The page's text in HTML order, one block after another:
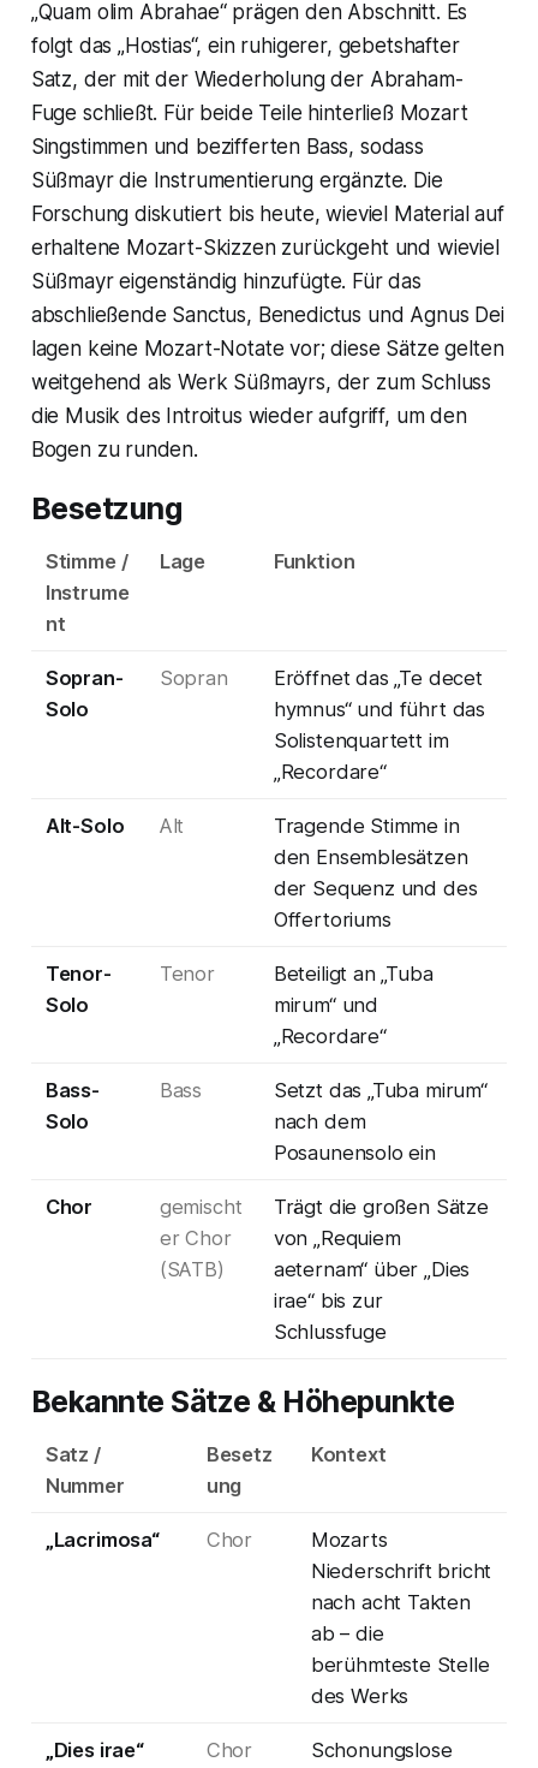
„Quam olim Abrahae“ prägen den Abschnitt. Es
folgt das „Hostias“, ein ruhigerer, gebetshafter
Satz, der mit der Wiederholung der Abraham-
Fuge schließt. Für beide Teile hinterließ Mozart
Singstimmen und bezifferten Bass, sodass
Süßmayr die Instrumentierung ergänzte. Die
Forschung diskutiert bis heute, wieviel Material auf
erhaltene Mozart-Skizzen zurückgeht und wieviel
Süßmayr eigenständig hinzufügte. Für das
abschließende Sanctus, Benedictus und Agnus Dei
lagen keine Mozart-Notate vor; diese Sätze gelten
weitgehend als Werk Süßmayrs, der zum Schluss
die Musik des Introitus wieder aufgriff, um den
Bogen zu runden.
Besetzung
Stimme /
Instrume
nt
Lage Funktion
Sopran-
Solo
Sopran
Eröffnet das „Te decet
hymnus“ und führt das
Solistenquartett im
„Recordare“
Alt-Solo Alt
Tragende Stimme in
den Ensemblesätzen
der Sequenz und des
Offertoriums
Tenor-
Solo
Tenor
Beteiligt an „Tuba
mirum“ und
„Recordare“
Bass-
Solo
Bass
Setzt das „Tuba mirum“
nach dem
Posaunensolo ein
Chor
gemischt
er Chor
(SATB)
Trägt die großen Sätze
von „Requiem
aeternam“ über „Dies
irae“ bis zur
Schlussfuge
Bekannte Sätze & Höhepunkte
Satz /
Nummer
Besetz
ung
Kontext
„Lacrimosa“ Chor
Mozarts
Niederschrift bricht
nach acht Takten
ab – die
berühmteste Stelle
des Werks
„Dies irae“ Chor
Schonungslose